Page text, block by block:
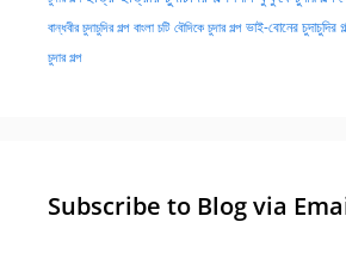
বান্ধবীর চুদাচুদির গল্প বাংলা চটি বৌদিকে চুদার গল্প ভাই-বোনের চুদাচুদির
চুদার গল্প
Subscribe to Blog via